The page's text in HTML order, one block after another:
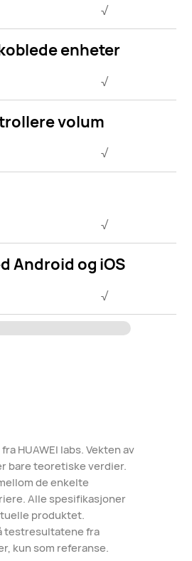
√
enheter
√
volum
√
√
Android og iOS
√
HUAWEI labs. Vekten av
bare teoretiske verdier.
de enkelte
Alle spesifikasjoner
produktet.
testresultatene fra
kun som referanse.